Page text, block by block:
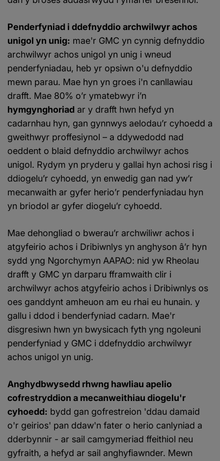
Penderfyniad i ddefnyddio archwilwyr achos
unigol yn unig: mae'r GMC yn cynnig defnyddio
archwilwyr achos unigol yn unig i wneud
penderfyniadau, heb yr opsiwn o'u defnyddio
mewn parau. Mae hyn yn groes i'n canllawiau
drafft. Mae 80% o’r ymatebwyr i’n
hymgynghoriad ar y drafft hwn hefyd yn
cadarnhau hyn, gan gynnwys aelodau’r cyhoedd a
gweithwyr proffesiynol – a ddywedodd nad
oeddent o blaid defnyddio archwilwyr achos
unigol. Rydym yn pryderu y gallai hyn achosi risg i
ddiogelu’r cyhoedd, yn enwedig gan nad yw’r
mecanwaith ar gyfer herio’r penderfyniadau hyn
yn briodol ar gyfer diogelu’r cyhoedd.
Mae dehongliad o bwerau’r archwiliwr achos i
atgyfeirio achos i Dribiwnlys yn anghyson â’r hyn
sydd yng Ngorchymyn AAPAO: nid yw Rheolau
drafft y GMC yn darparu fframwaith clir i
archwilwyr achos atgyfeirio achos i Dribiwnlys os
oes ganddynt amheuon am eu rhai eu hunain. y
gallu i ddod i benderfyniad cadarn. Mae'r
disgresiwn hwn yn bwysicach fyth yng ngoleuni
penderfyniad y GMC i ddefnyddio archwilwyr
achos unigol yn unig.
Anghydbwysedd rhwng hawliau apelio
cofrestryddion a mecanweithiau diogelu'r
cyhoedd: bydd gan gofrestreion 'ddau damaid
o'r geirios' pan ddaw'n fater o herio canlyniad a
dderbynnir - ar sail camgymeriad ffeithiol neu
gyfraith, a hefyd ar sail anghyfiawnder. Mewn